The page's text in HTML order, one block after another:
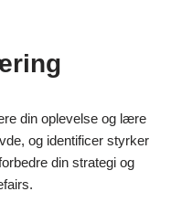
din oplevelse og lære
og identificer styrker
din strategi og